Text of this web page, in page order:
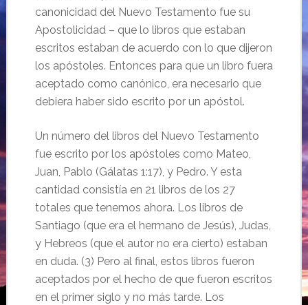
canonicidad del Nuevo Testamento fue su
Apostolicidad – que lo libros que estaban
escritos estaban de acuerdo con lo que dijeron
los apóstoles. Entonces para que un libro fuera
aceptado como canónico, era necesario que
debiera haber sido escrito por un apóstol.
Un número del libros del Nuevo Testamento
fue escrito por los apóstoles como Mateo,
Juan, Pablo (Gálatas 1:17), y Pedro. Y esta
cantidad consistía en 21 libros de los 27
totales que tenemos ahora. Los libros de
Santiago (que era el hermano de Jesús), Judas,
y Hebreos (que el autor no era cierto) estaban
en duda. (3) Pero al final, estos libros fueron
aceptados por el hecho de que fueron escritos
en el primer siglo y no más tarde. Los